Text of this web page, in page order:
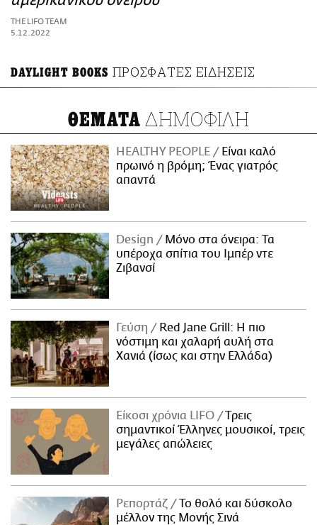
ΑΜΠΑ
PRINT
THE LIFO TEAM
5.12.2022
DAYLIGHT BOOKS ΠΡΟΣΦΑΤΕΣ ΕΙΔΗΣΕΙΣ
ΘΕΜΑΤΑ ΔΗΜΟΦΙΛΗ
HEALTHY PEOPLE
Είναι καλό
πρωινό η βρόμη; Ένας γιατρός
απαντά
Design
Μόνο στα όνειρα: Τα
υπέροχα σπίτια του Ιμπέρ ντε
Ζιβανσί
Γεύση
Red Jane Grill: Η πιο
νόστιμη και χαλαρή αυλή στα
Χανιά (ίσως και στην Ελλάδα)
Είκοσι χρόνια LIFO
Tρεις
σημαντικοί Έλληνες μουσικοί, τρεις
μεγάλες απώλειες
Ρεπορτάζ
Το θολό και δύσκολο
μέλλον της Μονής Σινά